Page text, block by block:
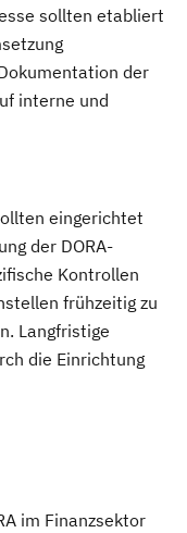
sollten etabliert
der
interne und
eingerichtet
der DORA-
Kontrollen
frühzeitig zu
Langfristige
die Einrichtung
im Finanzsektor